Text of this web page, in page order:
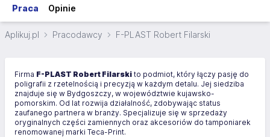
Praca Opinie
Aplikuj.pl Pracodawcy F-PLAST Robert Filarski
Firma F-PLAST Robert Filarski to podmiot, który łączy pasję do
poligrafii z rzetelnością i precyzją w każdym detalu. Jej siedziba
znajduje się w Bydgoszczy, w województwie kujawsko-
pomorskim. Od lat rozwija działalność, zdobywając status
zaufanego partnera w branży. Specjalizuje się w sprzedaży
oryginalnych części zamiennych oraz akcesoriów do tamponiarek
renomowanej marki Teca-Print.